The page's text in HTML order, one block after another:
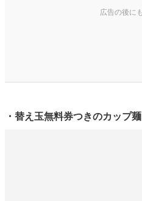
・替え玉無料券つきのカップ麺